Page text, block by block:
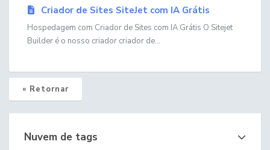
Criador de Sites SiteJet com IA Grátis
Hospedagem com Criador de Sites com IA Grátis O Sitejet
Builder é o nosso criador criador de...
« Retornar
Nuvem de tags